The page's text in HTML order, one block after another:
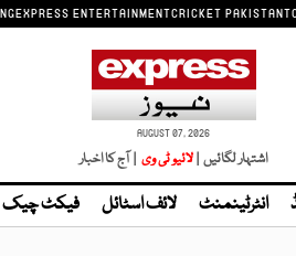
EXPRESS ENTERTAINMENTCRICKET PAKISTAN
AUGUST 07, 2026
اشتہار لگائیں | | آج کا اخبار
انٹرٹینمنٹ لائف اسٹائل فیکٹ چیک